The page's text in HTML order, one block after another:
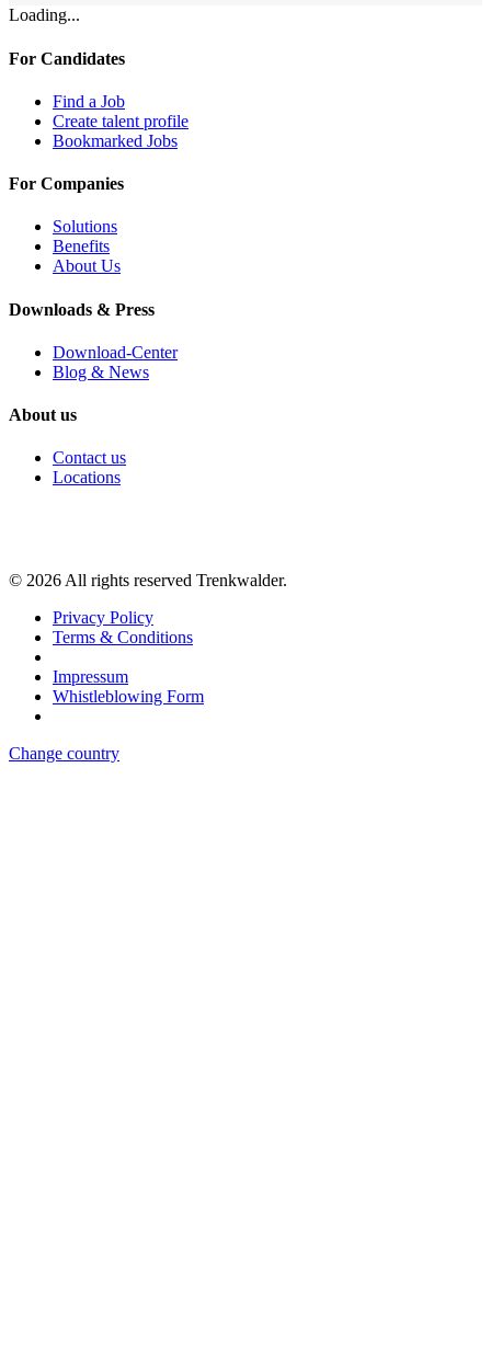
Loading...
For Candidates
Find a Job
Create talent profile
Bookmarked Jobs
For Companies
Solutions
Benefits
About Us
Downloads & Press
Download-Center
Blog & News
About us
Contact us
Locations
© 2026 All rights reserved Trenkwalder.
Privacy Policy
Terms & Conditions
Impressum
Whistleblowing Form
Change country